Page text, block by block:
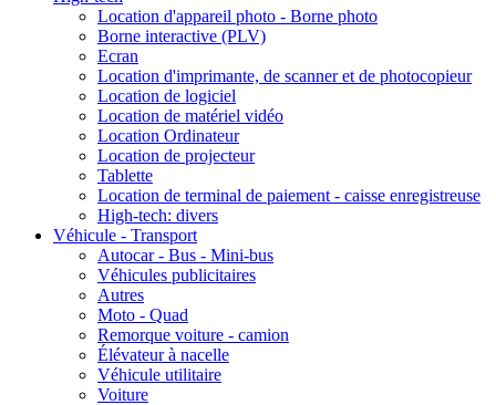
Location d'appareil photo - Borne photo
Borne interactive (PLV)
Ecran
Location d'imprimante, de scanner et de photocopieur
Location de logiciel
Location de matériel vidéo
Location Ordinateur
Location de projecteur
Tablette
Location de terminal de paiement - caisse enregistreuse
High-tech: divers
Véhicule - Transport
Autocar - Bus - Mini-bus
Véhicules publicitaires
Autres
Moto - Quad
Remorque voiture - camion
Élévateur à nacelle
Véhicule utilitaire
Voiture